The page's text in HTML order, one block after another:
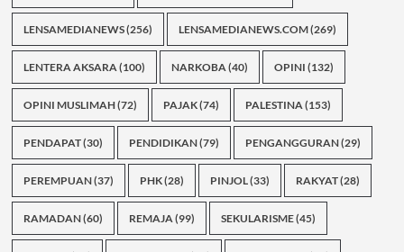
LENSAMEDIANEWS(256) LENSAMEDIANEWS.COM(269)
LENTERA AKSARA(100) NARKOBA(40) OPINI (132)
OPINI MUSLIMAH(72) PAJAK(74) PALESTINA(153)
PENDAPAT(30) PENDIDIKAN(79) PENGANGGURAN(29)
PEREMPUAN(37) PHK(28) PINJOL(33) RAKYAT(28)
RAMADAN(60) REMAJA(99) SEKULARISME(45)